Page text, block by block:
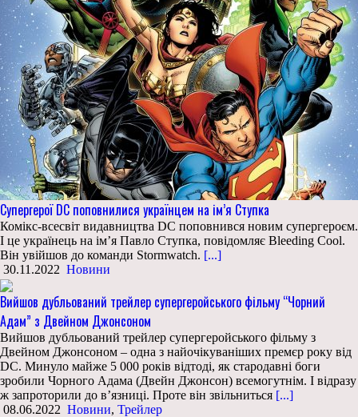
Супергерої DC поповнилися українцем на ім’я Ступка
Комікс-всесвіт видавництва DC поповнився новим супергероєм.
І це українець на ім’я Павло Ступка, повідомляє Bleeding Cool.
Він увійшов до команди Stormwatch. [...]
30.11.2022 Новини
Вийшов дубльований трейлер супергеройського фільму “Чорний
Адам” з Двейном Джонсоном
Вийшов дубльований трейлер супергеройського фільму з
Двейном Джонсоном – одна з найочікуваніших премєр року від
DC. Минуло майже 5 000 років відтоді, як стародавні боги
зробили Чорного Адама (Двейн Джонсон) всемогутнім. І відразу
ж запроторили до в’язниці. Проте він звільниться [...]
08.06.2022 Новини, Трейлер